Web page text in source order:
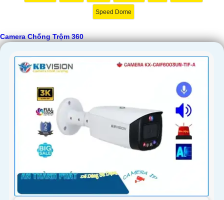
Speed Dome
Camera Chống Trộm 360